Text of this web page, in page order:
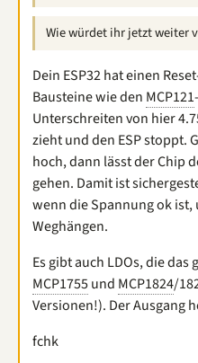
Wie würdet ihr jetzt weiter
Dein ESP32 hat einen
Bausteine wie den MCP121
Unterschreiten von hier
zieht und den ESP stoppt.
hoch, dann lässt der Chip
gehen. Damit ist
wenn die Spannung ok
Weghängen.
Es gibt auch LDOs, die das
MCP1755und MCP1824/
Versionen!). Der Ausgang
fchk